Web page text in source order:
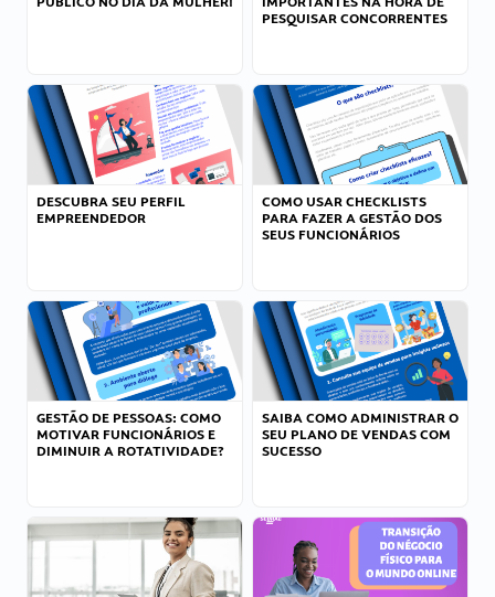
PESQUISAR CONCORRENTES
DESCUBRA SEU PERFIL
EMPREENDEDOR
COMO USAR CHECKLISTS
PARA FAZER A GESTÃO DOS
SEUS FUNCIONÁRIOS
GESTÃO DE PESSOAS: COMO
MOTIVAR FUNCIONÁRIOS E
DIMINUIR A ROTATIVIDADE?
SAIBA COMO ADMINISTRAR O
SEU PLANO DE VENDAS COM
SUCESSO